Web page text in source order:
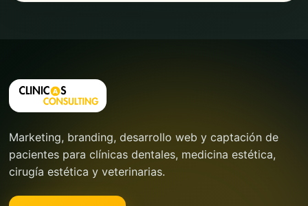
Marketing, branding, desarrollo web y captación de
pacientes para clínicas dentales, medicina estética,
cirugía estética y veterinarias.